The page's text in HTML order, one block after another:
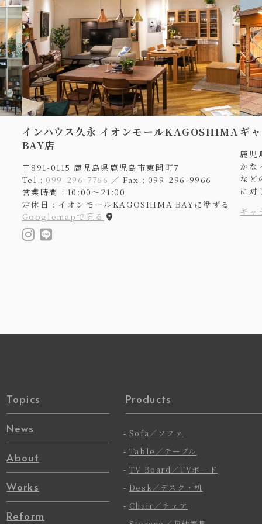
インハウス久永 イオンモールKAGOSHIMA
BAY店
〒891-0115 鹿児島県鹿児島市東開町7
Tel : 099-296-7766 ／ Fax : 099-296-9966
営業時間 : 10:00〜21:00
定休日 : イオンモールKAGOSHIMA BAYに準ずる
Googlemapで見る
ギ
鹿児
かな
など
に対
ギャ
Topics
News
About
Works
Reform
Products
- Sofa／ソファ
- Table／テーブル
- TV Board／TVボード
- Desk／デスク・机
- Chair／チェア